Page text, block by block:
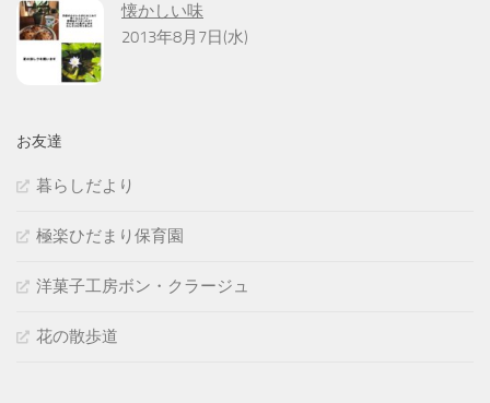
懐かしい味
2013年8月7日(水)
お友達
暮らしだより
極楽ひだまり保育園
洋菓子工房ボン・クラージュ
花の散歩道